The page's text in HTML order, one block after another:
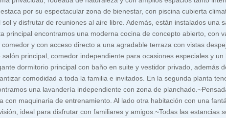
por su espectacular zona de bienestar, con piscina cubierta
y disfrutar de reuniones al aire libre. Además, están instalados una
principal encontramos una moderna cocina de concepto abierto, con
y con acceso directo a una agradable terraza con vistas
principal, comedor independiente para ocasiones especiales y
dormitorio principal con baño en suite y vestidor privado, además
comodidad a toda la familia e invitados. En la segunda planta
una lavandería independiente con zona de
con maquinaria de entrenamiento. Al lado otra habitación con una
ideal para disfrutar con familiares y amigos.~Todas las estancias